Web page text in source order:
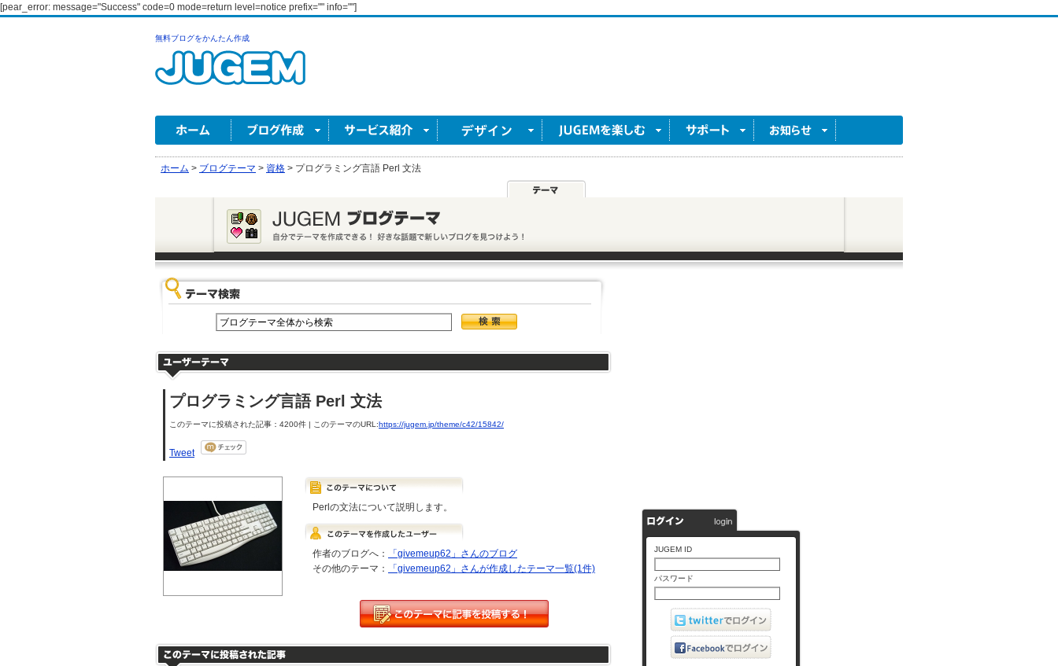
[pear_error: message="Success" code=0 mode=return level=notice prefix="" info=""]
無料ブログをかんたん作成
ホーム > ブログテーマ > 資格 > プログラミング言語 Perl 文法
プログラミング言語 Perl 文法
このテーマに投稿された記事：4200件 | このテーマのURL:https://jugem.jp/theme/c42/15842/
Tweet
Perlの文法について説明します。
作者のブログへ：
「givemeup62」さんのブログ
その他のテーマ：
「givemeup62」さんが作成したテーマ一覧(1件)
JUGEM ID
パスワード